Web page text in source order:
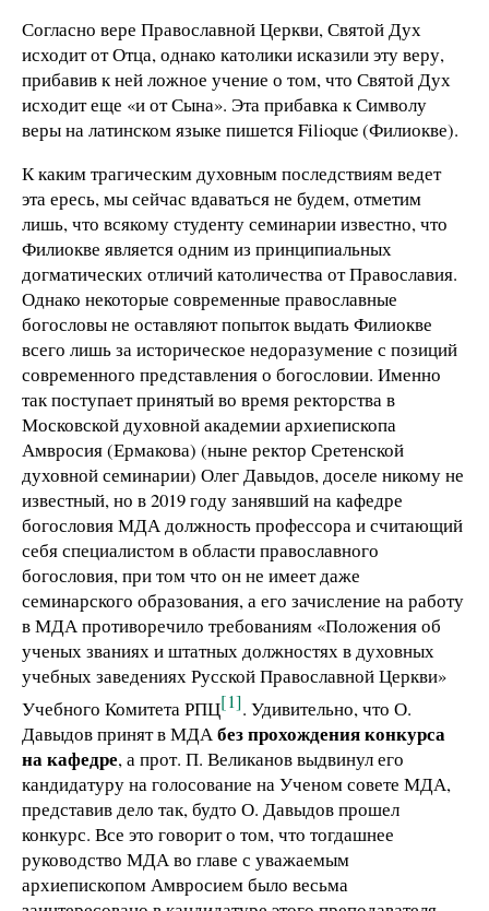
Согласно вере Православной Церкви, Святой Дух
исходит от Отца, однако католики исказили эту веру,
прибавив к ней ложное учение о том, что Святой Дух
исходит еще «и от Сына». Эта прибавка к Символу
веры на латинском языке пишется Filioque (Филиокве).
К каким трагическим духовным последствиям ведет
эта ересь, мы сейчас вдаваться не будем, отметим
лишь, что всякому студенту семинарии известно, что
Филиокве является одним из принципиальных
догматических отличий католичества от Православия.
Однако некоторые современные православные
богословы не оставляют попыток выдать Филиокве
всего лишь за историческое недоразумение с позиций
современного представления о богословии. Именно
так поступает принятый во время ректорства в
Московской духовной академии архиепископа
Амвросия (Ермакова) (ныне ректор Сретенской
духовной семинарии) Олег Давыдов, доселе никому не
известный, но в 2019 году занявший на кафедре
богословия МДА должность профессора и считающий
себя специалистом в области православного
богословия, при том что он не имеет даже
семинарского образования, а его зачисление на работу
в МДА противоречило требованиям «Положения об
ученых званиях и штатных должностях в духовных
учебных заведениях Русской Православной Церкви»
Учебного Комитета РПЦ[1]. Удивительно, что О.
Давыдов принят в МДА без прохождения конкурса
на кафедре, а прот. П. Великанов выдвинул его
кандидатуру на голосование на Ученом совете МДА,
представив дело так, будто О. Давыдов прошел
конкурс. Все это говорит о том, что тогдашнее
руководство МДА во главе с уважаемым
архиепископом Амвросием было весьма